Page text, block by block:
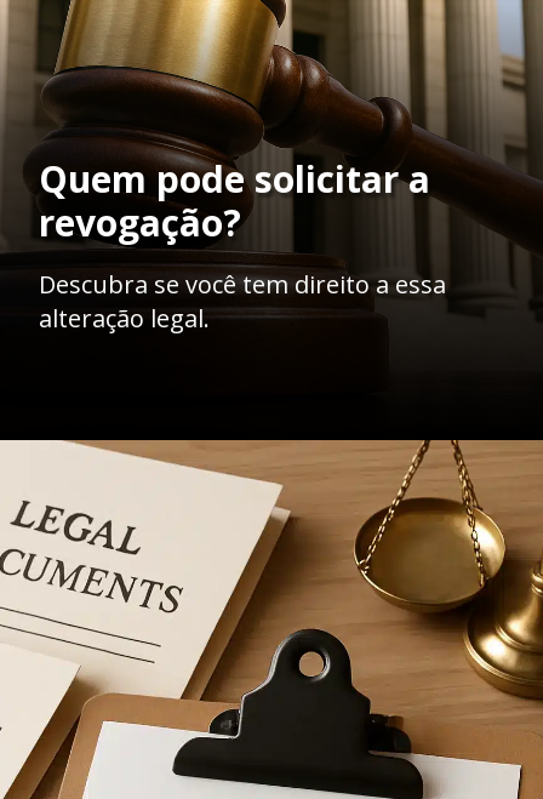
Quem pode solicitar a
revogação?
Descubra se você tem direito a essa
alteração legal.